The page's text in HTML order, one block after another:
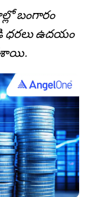
బంగారం
ధరలు ఉదయం